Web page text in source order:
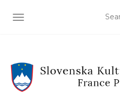
TOGGLE NAVIGATION